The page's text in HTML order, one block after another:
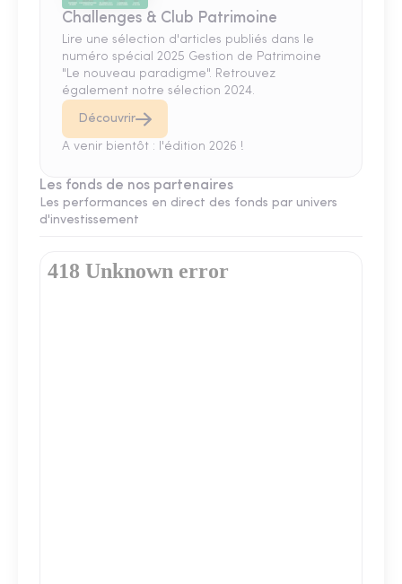
Challenges & Club Patrimoine
Lire une sélection d'articles publiés dans le
numéro spécial 2025 Gestion de Patrimoine
"Le nouveau paradigme". Retrouvez
également notre sélection 2024.
Découvrir
A venir bientôt : l'édition 2026 !
Les fonds de nos partenaires
Les performances en direct des fonds par univers
d'investissement